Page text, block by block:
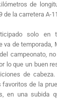
de
de la carretera A-
solo en
va de temporada,
campeonato,
lo que un buen
de
de la
en una subida